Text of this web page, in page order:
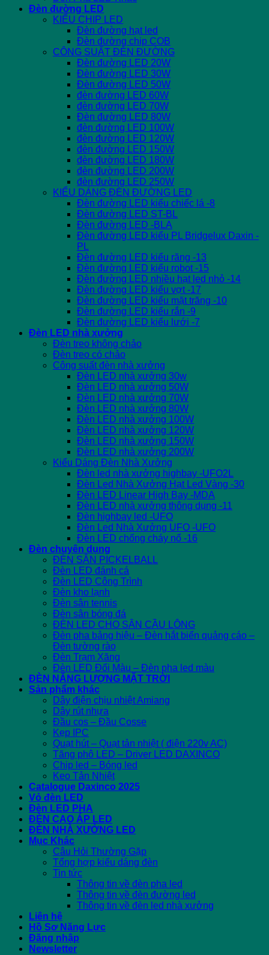
Đèn đường LED
KIỂU CHIP LED
Đèn đường hạt led
Đèn đường chip COB
CÔNG SUẤT ĐÈN ĐƯỜNG
Đèn đường LED 20W
Đèn đường LED 30W
Đèn đường LED 50W
đèn đường LED 60W
đèn đường LED 70W
Đèn đường LED 80W
đèn đường LED 100W
đèn đường LED 120W
đèn đường LED 150W
đèn đường LED 180W
đèn đường LED 200W
đèn đường LED 250W
KIỂU DÁNG ĐÈN ĐƯỜNG LED
Đèn đường LED kiểu chiếc lá -8
Đèn đường LED ST-BL
Đèn đường LED -BLA
Đèn đường LED kiểu PL Bridgelux Daxin -
PL
Đèn đường LED kiểu răng -13
Đèn đường LED kiểu robot -15
Đèn đường LED nhiều hạt led nhỏ -14
Đèn đường LED kiểu vợt -17
Đèn đường LED kiểu mặt trăng -10
Đèn đường LED kiểu rắn -9
Đèn đường LED kiểu lưới -7
Đèn LED nhà xưởng
Đèn treo không chảo
Đèn treo có chảo
Công suất đèn nhà xưởng
Đèn LED nhà xưởng 30w
Đèn LED nhà xưởng 50W
Đèn LED nhà xưởng 70W
Đèn LED nhà xưởng 80W
Đèn LED nhà xưởng 100W
Đèn LED nhà xưởng 120W
Đèn LED nhà xưởng 150W
Đèn LED nhà xưởng 200W
Kiểu Dáng Đèn Nhà Xưởng
Đèn led nhà xưởng highbay -UFO2L
Đèn Led Nhà Xưởng Hạt Led Vàng -30
Đèn LED Linear High Bay -MDA
Đèn LED nhà xưởng thông dụng -11
Đèn highbay led -UFO
Đèn Led Nhà Xưởng UFO -UFO
Đèn LED chống cháy nổ -16
Đèn chuyên dụng
ĐÈN SÂN PICKELBALL
Đèn LED đánh cá
Đèn LED Công Trình
Đèn kho lạnh
Đèn sân tennis
Đèn sân bóng đá
ĐÈN LED CHO SÂN CẦU LÔNG
Đèn pha bảng hiệu – Đèn hắt biển quảng cáo –
Đèn tường rào
Đèn Trạm Xăng
Đèn LED Đổi Màu – Đèn pha led màu
ĐÈN NĂNG LƯỢNG MẶT TRỜI
Sản phẩm khác
Dây điện chịu nhiệt Amiang
Dây rút nhựa
Đầu cos – Đầu Cosse
Kẹp IPC
Quạt hút – Quạt tản nhiệt ( điện 220v AC)
Tăng phô LED – Driver LED DAXINCO
Chip led – Bóng led
Keo Tản Nhiệt
Catalogue Daxinco 2025
Vỏ đèn LED
Đèn LED PHA
ĐÈN CAO ÁP LED
ĐÈN NHÀ XƯỞNG LED
Mục Khác
Câu Hỏi Thường Gặp
Tổng hợp kiểu dáng đèn
Tin tức
Thông tin về đèn pha led
Thông tin về đèn đường led
Thông tin về đèn led nhà xưởng
Liên hệ
Hồ Sơ Năng Lực
Đăng nhập
Newsletter